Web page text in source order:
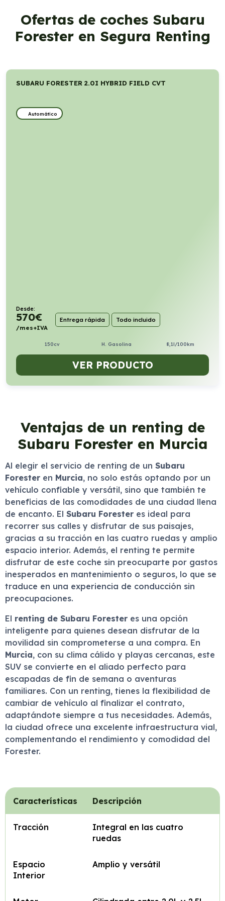
Ofertas de coches Subaru
Forester en Segura Renting
SUBARU FORESTER 2.0I HYBRID FIELD CVT
Automático
Desde:
570€
/mes+IVA
Entrega rápida Todo incluido
150cv H. Gasolina 8,1l/100km
VER PRODUCTO
Ventajas de un renting de
Subaru Forester en Murcia
Al elegir el servicio de renting de un Subaru
Forester en Murcia, no solo estás optando por un
vehículo confiable y versátil, sino que también te
beneficias de las comodidades de una ciudad llena
de encanto. El Subaru Forester es ideal para
recorrer sus calles y disfrutar de sus paisajes,
gracias a su tracción en las cuatro ruedas y amplio
espacio interior. Además, el renting te permite
disfrutar de este coche sin preocuparte por gastos
inesperados en mantenimiento o seguros, lo que se
traduce en una experiencia de conducción sin
preocupaciones.
El renting de Subaru Forester es una opción
inteligente para quienes desean disfrutar de la
movilidad sin comprometerse a una compra. En
Murcia, con su clima cálido y playas cercanas, este
SUV se convierte en el aliado perfecto para
escapadas de fin de semana o aventuras
familiares. Con un renting, tienes la flexibilidad de
cambiar de vehículo al finalizar el contrato,
adaptándote siempre a tus necesidades. Además,
la ciudad ofrece una excelente infraestructura vial,
complementando el rendimiento y comodidad del
Forester.
Características Descripción
Tracción
Integral en las cuatro
ruedas
Espacio
Interior
Amplio y versátil